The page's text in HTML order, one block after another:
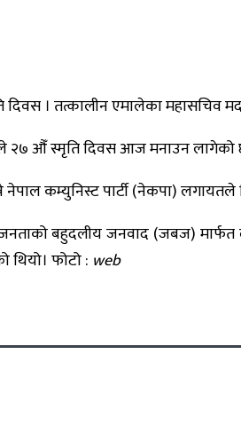
। तत्कालीन एमालेका महासचिव
२७ औँ स्मृति दिवस आज मनाउन
कम्युनिस्ट पार्टी (नेकपा)
बहुदलीय जनवाद (जबज) मार्फत
थियो। फोटो : web